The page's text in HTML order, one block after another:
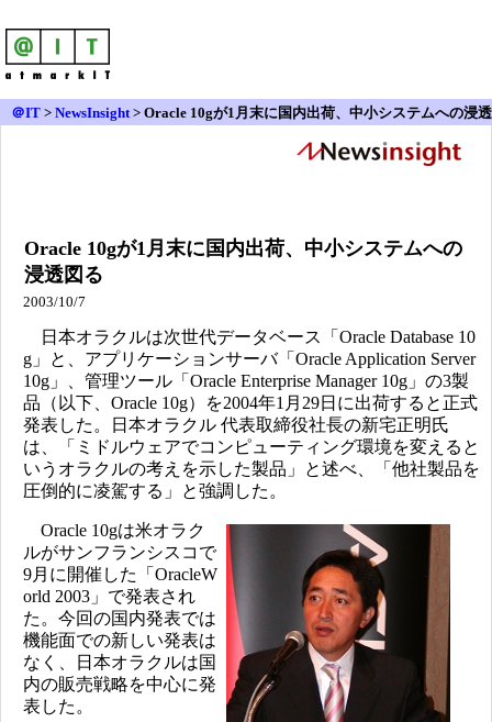
＠IT > NewsInsight> Oracle 10gが1月末に国内出荷、中小システムへの浸透
Oracle 10gが1月末に国内出荷、中小システムへの
浸透図る
2003/10/7
日本オラクルは次世代データベース「Oracle Database 10
g」と、アプリケーションサーバ「Oracle Application Server
10g」、管理ツール「Oracle Enterprise Manager 10g」の3製
品（以下、Oracle 10g）を2004年1月29日に出荷すると正式
発表した。日本オラクル 代表取締役社長の新宅正明氏
は、「ミドルウェアでコンピューティング環境を変えると
いうオラクルの考えを示した製品」と述べ、「他社製品を
圧倒的に凌駕する」と強調した。
Oracle 10gは米オラク
ルがサンフランシスコで
9月に開催した「OracleW
orld 2003」で発表され
た。今回の国内発表では
機能面での新しい発表は
なく、日本オラクルは国
内の販売戦略を中心に発
表した。